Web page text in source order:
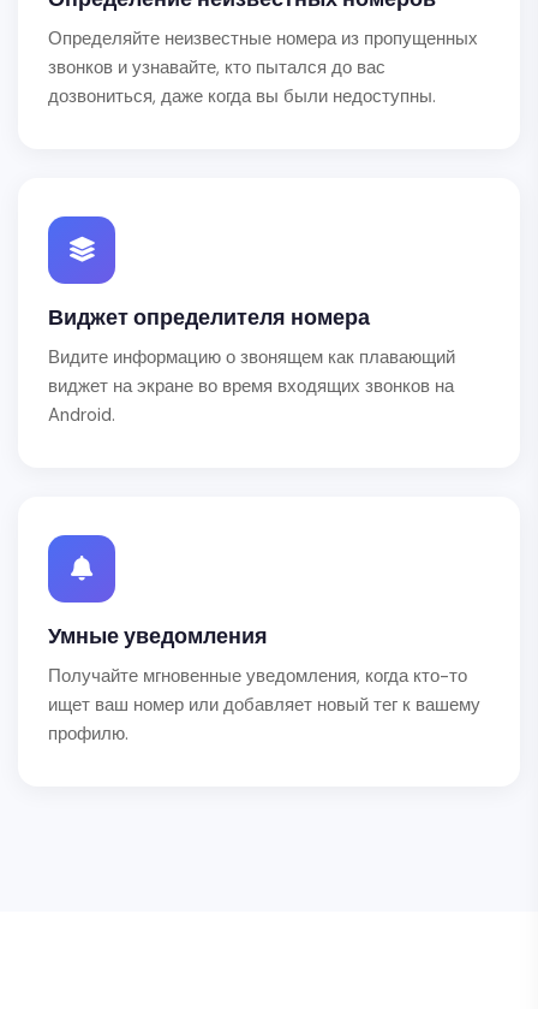
Определяйте неизвестные номера из пропущенных
звонков и узнавайте, кто пытался до вас
дозвониться, даже когда вы были недоступны.
Виджет определителя номера
Видите информацию о звонящем как плавающий
виджет на экране во время входящих звонков на
Android.
Умные уведомления
Получайте мгновенные уведомления, когда кто-то
ищет ваш номер или добавляет новый тег к вашему
профилю.